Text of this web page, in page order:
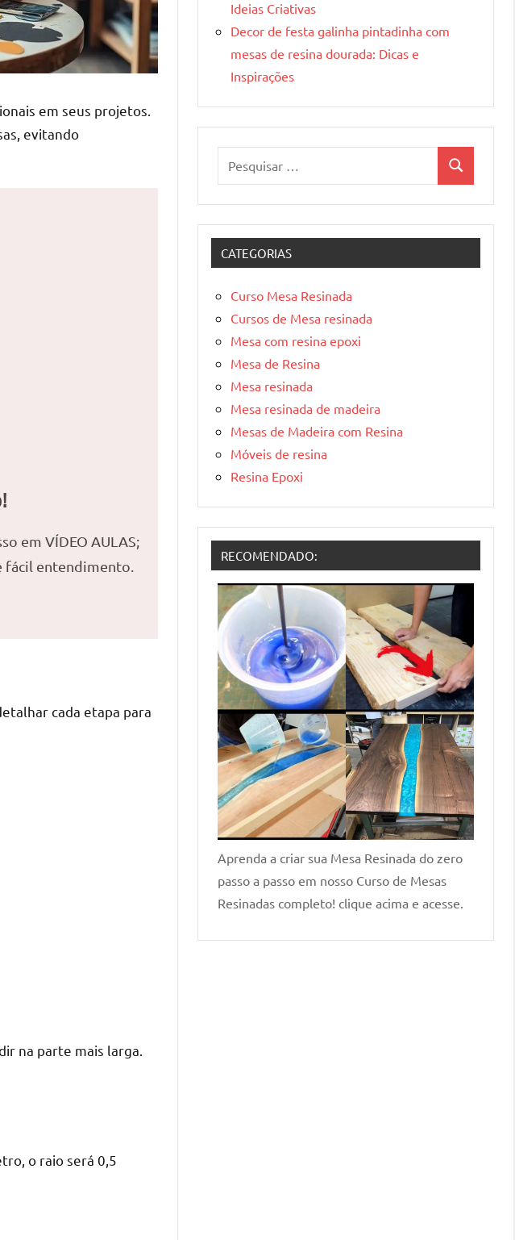
em seus projetos.
evitando
em VÍDEO AULAS;
fácil entendimento.
cada etapa para
na parte mais larga.
o raio será 0,5
Ideias Criativas
Decor de festa galinha pintadinha com
mesas de resina dourada: Dicas e
Inspirações
Pesquisa
CATEGORIAS
Curso Mesa Resinada
Cursos de Mesa resinada
Mesa com resina epoxi
Mesa de Resina
Mesa resinada
Mesa resinada de madeira
Mesas de Madeira com Resina
Móveis de resina
Resina Epoxi
RECOMENDADO:
Aprenda a criar sua Mesa Resinada do zero
passo a passo em nosso Curso de Mesas
Resinadas completo! clique acima e acesse.